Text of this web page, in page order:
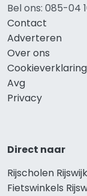
Bel ons: 085-04
Contact
Adverteren
Over ons
Cookieverklaring
Avg
Privacy
Direct naar
Rijscholen Rijswijk
Fietswinkels